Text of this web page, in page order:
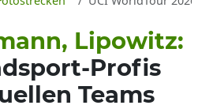
Lipowitz:
Profis
Teams